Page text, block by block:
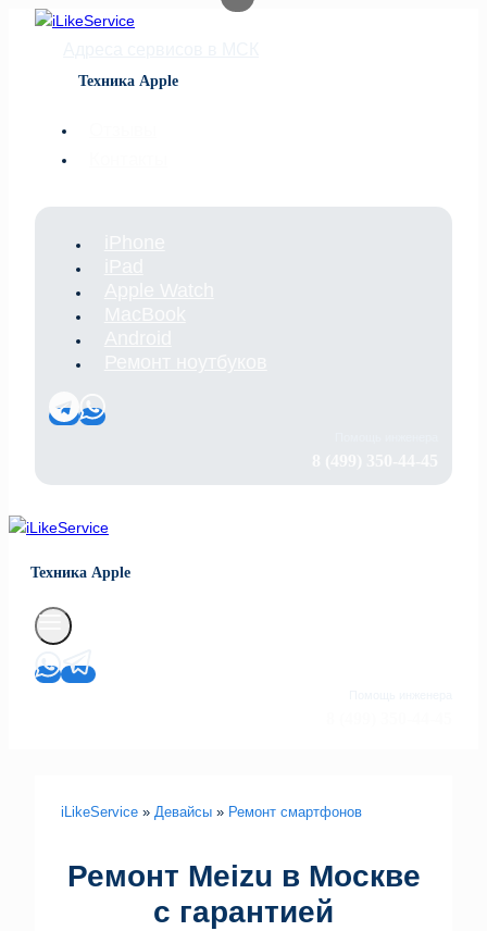
Перейти
Техника Apple
Техника Apple
iLikeService » Девайсы » Ремонт смартфонов
Ремонт Meizu в Москве
с гарантией